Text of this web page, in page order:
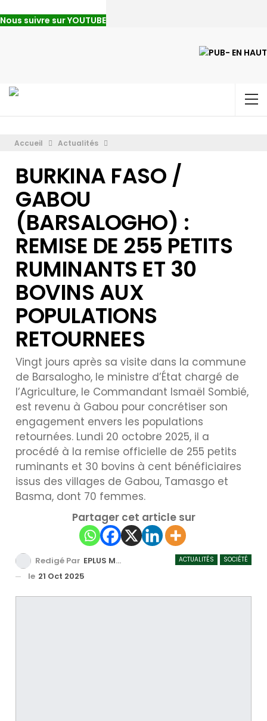
Nous suivre sur YOUTUBE
Accueil Actualités
BURKINA FASO /
GABOU
(BARSALOGHO) :
REMISE DE 255 PETITS
RUMINANTS ET 30
BOVINS AUX
POPULATIONS
RETOURNEES
Vingt jours après sa visite dans la commune
de Barsalogho, le ministre d’État chargé de
l’Agriculture, le Commandant Ismaël Sombié,
est revenu à Gabou pour concrétiser son
engagement envers les populations
retournées. Lundi 20 octobre 2025, il a
procédé à la remise officielle de 255 petits
ruminants et 30 bovins à cent bénéficiaires
issus des villages de Gabou, Tamasgo et
Basma, dont 70 femmes.
Partager cet article sur
ACTUALITÉS SOCIÉTÉ
Redigé Par EPLUS MEDIA TV
le 21 Oct 2025